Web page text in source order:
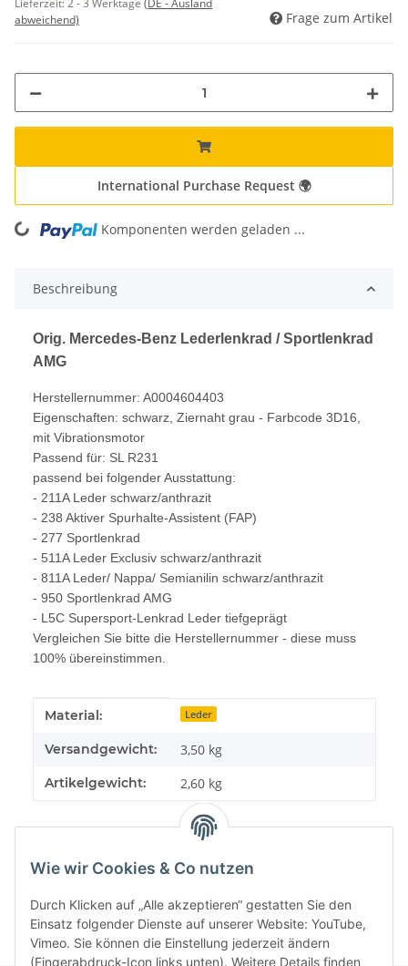
Wie wir Cookies & Co nutzen
Durch Klicken auf „Alle akzeptieren“ gestatten Sie den
Einsatz folgender Dienste auf unserer Website: YouTube,
Vimeo. Sie können die Einstellung jederzeit ändern
(Fingerabdruck-Icon links unten). Weitere Details finden
Lieferzeit:2 - 3 Werktage (DE - Ausland
abweichend)
Frage zum Artikel
International Purchase Request 🌍
Loading... Komponenten werden geladen ...
Beschreibung
Orig. Mercedes-Benz Lederlenkrad / Sportlenkrad
AMG
Herstellernummer: A0004604403
Eigenschaften: schwarz, Ziernaht grau - Farbcode 3D16,
mit Vibrationsmotor
Passend für: SL R231
passend bei folgender Ausstattung:
- 211A Leder schwarz/anthrazit
- 238 Aktiver Spurhalte-Assistent (FAP)
- 277 Sportlenkrad
- 511A Leder Exclusiv schwarz/anthrazit
- 811A Leder/ Nappa/ Semianilin schwarz/anthrazit
- 950 Sportlenkrad AMG
- L5C Supersport-Lenkrad Leder tiefgeprägt
Vergleichen Sie bitte die Herstellernummer - diese muss
100% übereinstimmen.
Produkteigenschaft
Wert
Material: Leder
Versandgewicht: 3,50 kg
Artikelgewicht: 2,60 kg